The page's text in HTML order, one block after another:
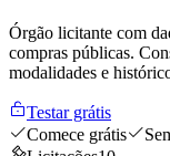
Órgão licitante com
compras públicas.
modalidades e
Testar grátis
Comece grátis